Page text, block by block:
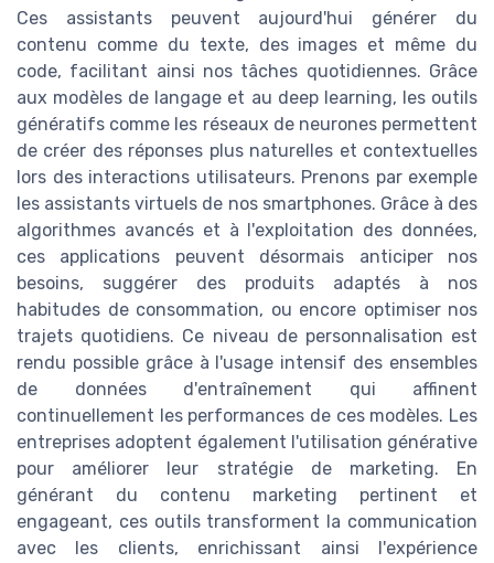
Ces assistants peuvent aujourd'hui générer du
contenu comme du texte, des images et même du
code, facilitant ainsi nos tâches quotidiennes. Grâce
aux modèles de langage et au deep learning, les outils
génératifs comme les réseaux de neurones permettent
de créer des réponses plus naturelles et contextuelles
lors des interactions utilisateurs. Prenons par exemple
les assistants virtuels de nos smartphones. Grâce à des
algorithmes avancés et à l'exploitation des données,
ces applications peuvent désormais anticiper nos
besoins, suggérer des produits adaptés à nos
habitudes de consommation, ou encore optimiser nos
trajets quotidiens. Ce niveau de personnalisation est
rendu possible grâce à l'usage intensif des ensembles
de données d'entraînement qui affinent
continuellement les performances de ces modèles. Les
entreprises adoptent également l'utilisation générative
pour améliorer leur stratégie de marketing. En
générant du contenu marketing pertinent et
engageant, ces outils transforment la communication
avec les clients, enrichissant ainsi l'expérience